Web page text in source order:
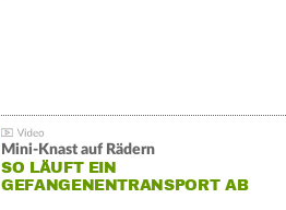
Mini-Knast auf Rädern
SO LÄUFT EIN
GEFANGENENTRANSPORT AB